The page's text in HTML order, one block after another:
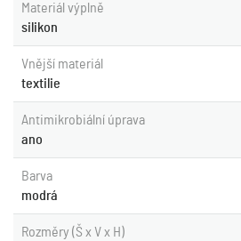
Materiál výplně
silikon
Vnější materiál
textilie
Antimikrobiální úprava
ano
Barva
modrá
Rozměry (Š x V x H)